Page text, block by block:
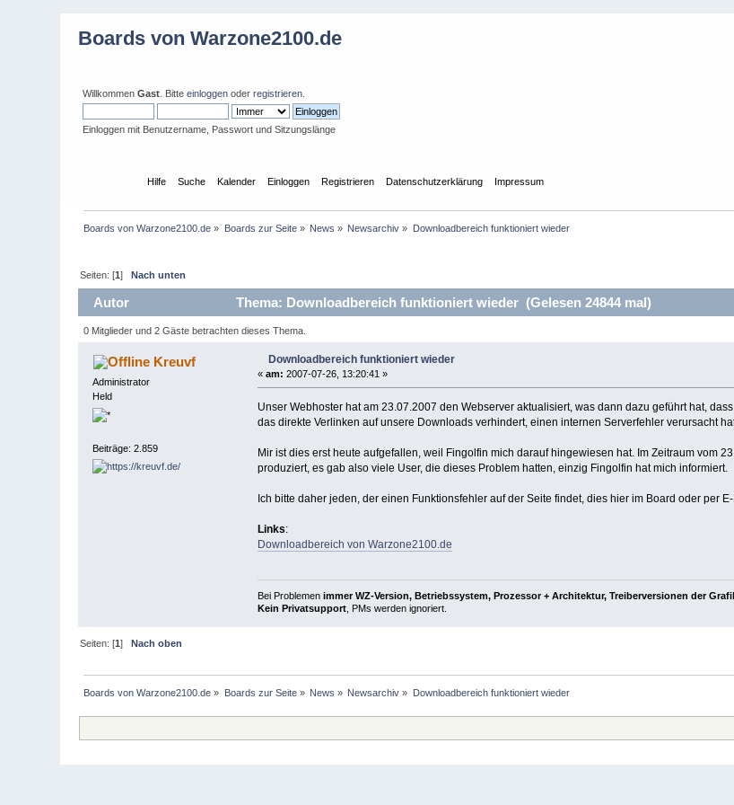
Boards von Warzone2100.de
WillkommenGast . Bitteeinloggen oderregistrieren
Einloggen mit Benutzername, Passwort und Sitzungslänge
Hilfe Suche Kalender Einloggen Registrieren Datenschutzerklärung Impressum
Boards von Warzone2100.de » Boards zur Seite» News » Newsarchiv » Downloadbereich funktioniert wieder
Seiten: [1]Nach unten
Autor Thema: Downloadbereich funktioniert wieder (Gelesen 24844 mal)
0 Mitglieder und 2 Gäste betrachten dieses Thema.
Kreuvf
Administrator
Held
Beiträge: 2.859
Downloadbereich funktioniert wieder
« am: 2007-07-26, 13:20:41 »
Unser Webhoster hat am 23.07.2007 den Webserver aktualisiert, was dann dazu geführt hat,
das direkte Verlinken auf unsere Downloads verhindert, einen internen Serverfehler verursacht
Mir ist dies erst heute aufgefallen, weil Fingolfin mich darauf hingewiesen hat. Im Zeitraum vom
produziert, es gab also viele User, die dieses Problem hatten, einzig Fingolfin hat mich informiert.
Ich bitte daher jeden, der einen Funktionsfehler auf der Seite findet, dies hier im Board oder per
Links:
Downloadbereich von Warzone2100.de
Bei Problemen immer WZ-Version, Betriebssystem, Prozessor + Architektur, Treiberversionen der
Kein Privatsupport, PMs werden ignoriert.
Seiten: [1]
Nach oben
Boards von Warzone2100.de » Boards zur Seite» News » Newsarchiv » Downloadbereich funktioniert wieder